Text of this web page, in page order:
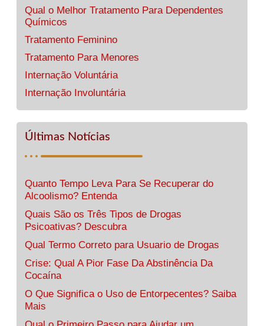
Qual o Melhor Tratamento Para Dependentes
Químicos
Tratamento Feminino
Tratamento Para Menores
Internação Voluntária
Internação Involuntária
Últimas Notícias
Quanto Tempo Leva Para Se Recuperar do
Alcoolismo? Entenda
Quais São os Três Tipos de Drogas
Psicoativas? Descubra
Qual Termo Correto para Usuario de Drogas
Crise: Qual A Pior Fase Da Abstinência Da
Cocaína
O Que Significa o Uso de Entorpecentes? Saiba
Mais